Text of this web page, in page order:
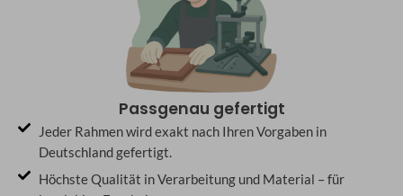
Passgenau gefertigt
Jeder Rahmen wird exakt nach Ihren Vorgaben in
Deutschland gefertigt.
Höchste Qualität in Verarbeitung und Material – für